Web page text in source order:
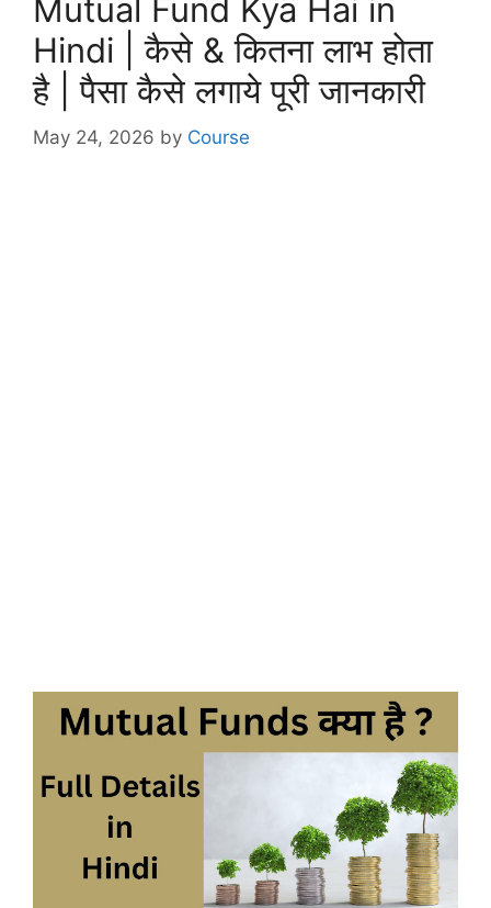
Mutual Fund Kya Hai in
Hindi | कैसे & कितना लाभ होता
है | पैसा कैसे लगाये पूरी जानकारी
May 24, 2026 by Course